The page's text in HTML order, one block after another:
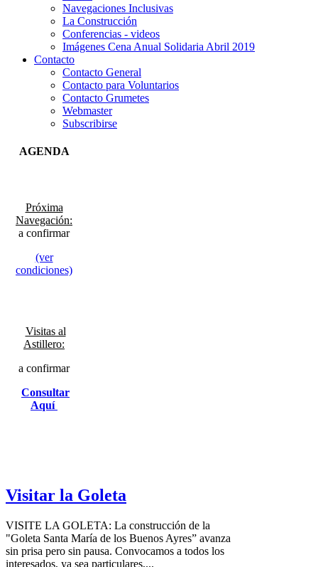
Navegaciones Inclusivas
La Construcción
Conferencias - videos
Imágenes Cena Anual Solidaria Abril 2019
Contacto
Contacto General
Contacto para Voluntarios
Contacto Grumetes
Webmaster
Subscribirse
AGENDA
Próxima
Navegación:
a confirmar
(ver
condiciones)
Visitas al
Astillero:
a confirmar
Consultar
Aquí
Visitar la Goleta
VISITE LA GOLETA: La construcción de la
"Goleta Santa María de los Buenos Ayres” avanza
sin prisa pero sin pausa. Convocamos a todos los
interesados, ya sea particulares,...